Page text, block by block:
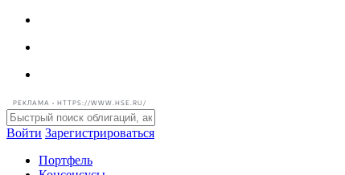
РЕКЛАМА • HTTPS://WWW.HSE.RU/